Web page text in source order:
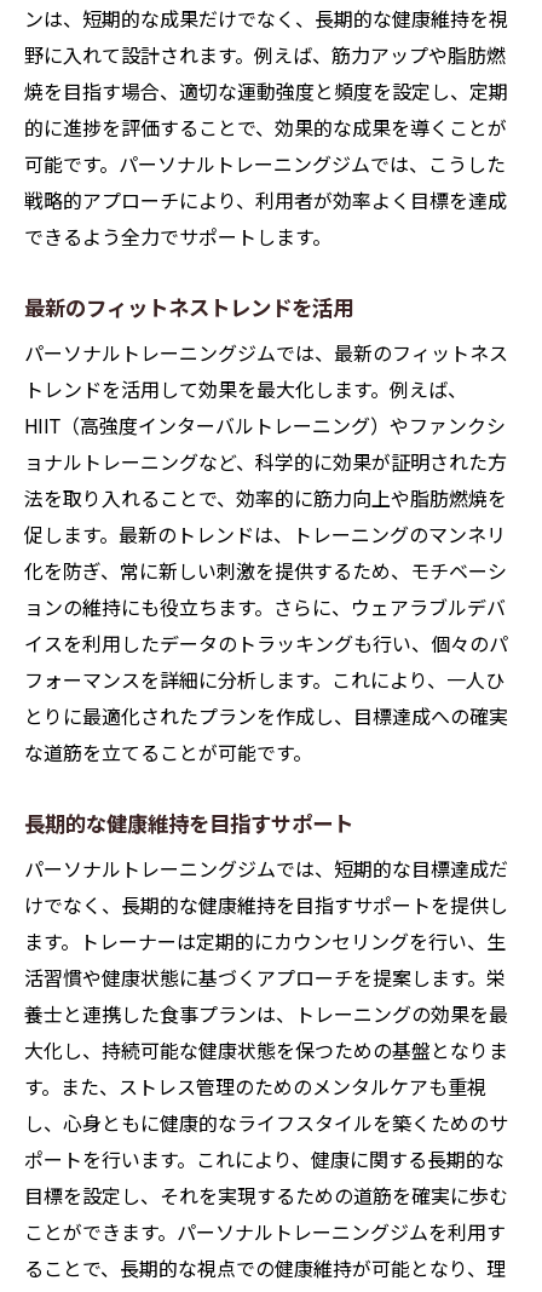
ンは、短期的な成果だけでなく、長期的な健康維持を視
野に入れて設計されます。例えば、筋力アップや脂肪燃
焼を目指す場合、適切な運動強度と頻度を設定し、定期
的に進捗を評価することで、効果的な成果を導くことが
可能です。パーソナルトレーニングジムでは、こうした
戦略的アプローチにより、利用者が効率よく目標を達成
できるよう全力でサポートします。
最新のフィットネストレンドを活用
パーソナルトレーニングジムでは、最新のフィットネス
トレンドを活用して効果を最大化します。例えば、
HIIT（高強度インターバルトレーニング）やファンクシ
ョナルトレーニングなど、科学的に効果が証明された方
法を取り入れることで、効率的に筋力向上や脂肪燃焼を
促します。最新のトレンドは、トレーニングのマンネリ
化を防ぎ、常に新しい刺激を提供するため、モチベーシ
ョンの維持にも役立ちます。さらに、ウェアラブルデバ
イスを利用したデータのトラッキングも行い、個々のパ
フォーマンスを詳細に分析します。これにより、一人ひ
とりに最適化されたプランを作成し、目標達成への確実
な道筋を立てることが可能です。
長期的な健康維持を目指すサポート
パーソナルトレーニングジムでは、短期的な目標達成だ
けでなく、長期的な健康維持を目指すサポートを提供し
ます。トレーナーは定期的にカウンセリングを行い、生
活習慣や健康状態に基づくアプローチを提案します。栄
養士と連携した食事プランは、トレーニングの効果を最
大化し、持続可能な健康状態を保つための基盤となりま
す。また、ストレス管理のためのメンタルケアも重視
し、心身ともに健康的なライフスタイルを築くためのサ
ポートを行います。これにより、健康に関する長期的な
目標を設定し、それを実現するための道筋を確実に歩む
ことができます。パーソナルトレーニングジムを利用す
ることで、長期的な視点での健康維持が可能となり、理